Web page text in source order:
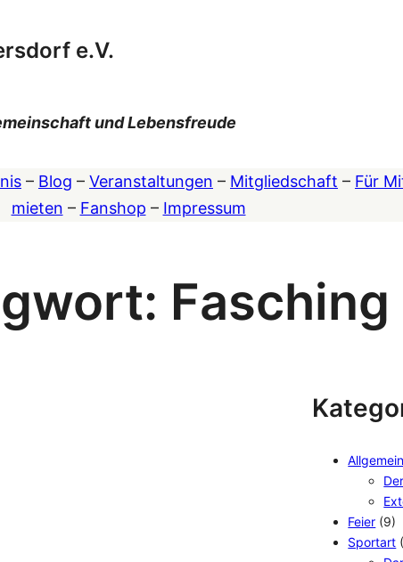
e.V.
und Lebensfreude
– Blog – Veranstaltungen – Mitgliedschaft – Für
mieten – Fanshop – Impressum
Fasching
Allgemein
Feier (9)
Sportart